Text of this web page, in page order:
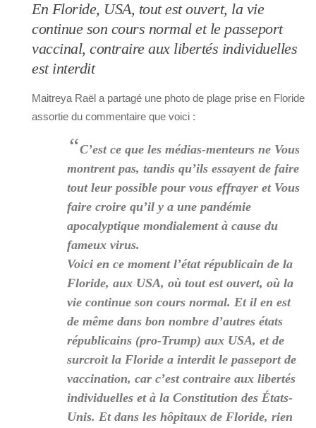
En Floride, USA, tout est ouvert, la vie
continue son cours normal et le passeport
vaccinal, contraire aux libertés individuelles
est interdit
Maitreya Raël a partagé une photo de plage prise en Floride
assortie du commentaire que voici :
“C’est ce que les médias-menteurs ne Vous
montrent pas, tandis qu’ils essayent de faire
tout leur possible pour vous effrayer et Vous
faire croire qu’il y a une pandémie
apocalyptique mondialement à cause du
fameux virus.
Voici en ce moment l’état républicain de la
Floride, aux USA, où tout est ouvert, où la
vie continue son cours normal. Et il en est
de même dans bon nombre d’autres états
républicains (pro-Trump) aux USA, et de
surcroit la Floride a interdit le passeport de
vaccination, car c’est contraire aux libertés
individuelles et à la Constitution des États-
Unis. Et dans les hôpitaux de Floride, rien